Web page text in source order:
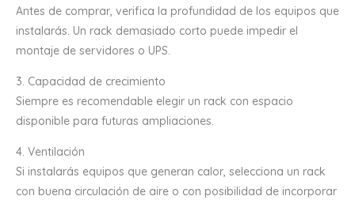
Antes de comprar, verifica la profundidad de los equipos que
instalarás. Un rack demasiado corto puede impedir el
montaje de servidores o UPS.
3. Capacidad de crecimiento
Siempre es recomendable elegir un rack con espacio
disponible para futuras ampliaciones.
4. Ventilación
Si instalarás equipos que generan calor, selecciona un rack
con buena circulación de aire o con posibilidad de incorporar